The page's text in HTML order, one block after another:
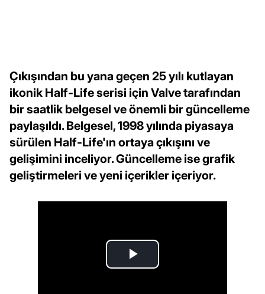
Çıkışından bu yana geçen 25 yılı kutlayan
ikonik Half-Life serisi için Valve tarafından
bir saatlik belgesel ve önemli bir güncelleme
paylaşıldı. Belgesel, 1998 yılında piyasaya
sürülen Half-Life'ın ortaya çıkışını ve
gelişimini inceliyor. Güncelleme ise grafik
geliştirmeleri ve yeni içerikler içeriyor.